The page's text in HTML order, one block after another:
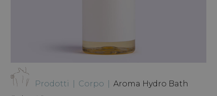
Prodotti Corpo
Aroma Hydro Bath